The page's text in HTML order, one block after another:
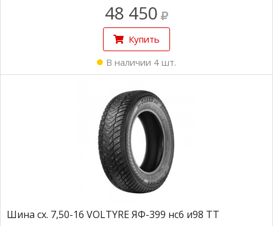
48 450
Купить
В наличии 4 шт.
Шина сх. 7,50-16 VOLTYRE ЯФ-399 нс6 и98 ТТ